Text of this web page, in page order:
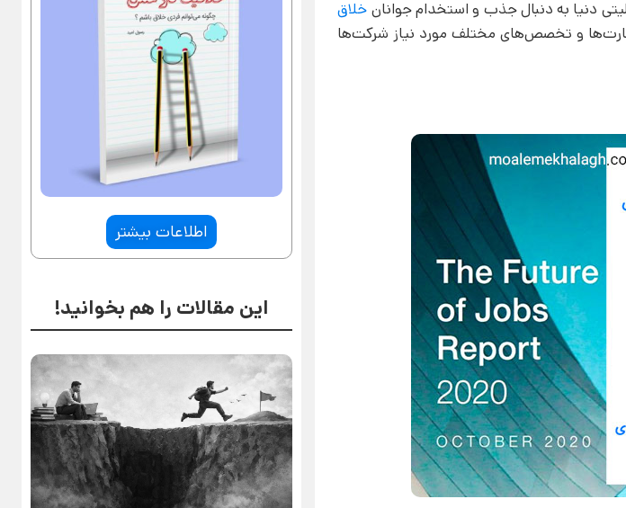
دنیا به دنبال جذب و استخدام جوانان خلاق
و تخصص‌های مختلف مورد نیاز شرکت‌ها
اطلاعات بیشتر
این مقالات را هم بخوانید!